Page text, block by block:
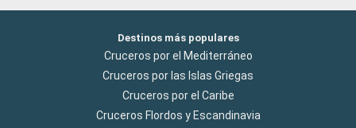
Destinos más populares
Cruceros por el Mediterráneo
Cruceros por las Islas Griegas
Cruceros por el Caribe
Cruceros Flordos y Escandinavia